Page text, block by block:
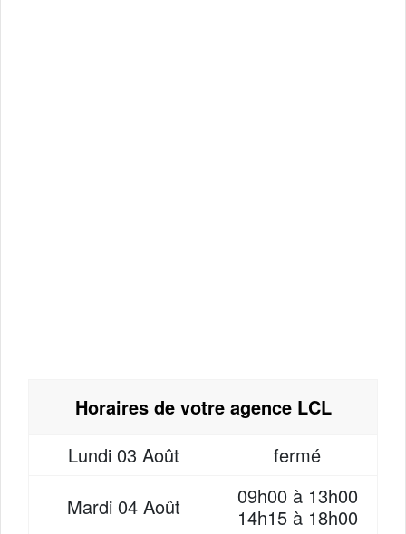
Horaires de votre agence LCL
Lundi 03 Août
fermé
Mardi 04 Août
09h00 à 13h00
14h15 à 18h00